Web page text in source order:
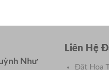
Như
Liên Hệ
Đặt Hoa